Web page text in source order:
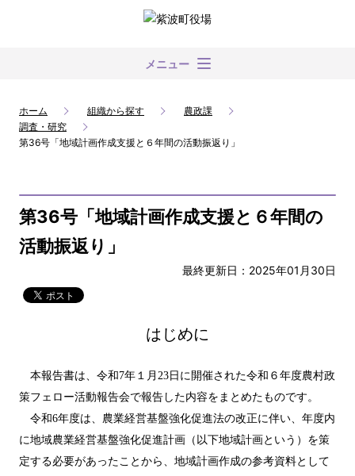
メニュー
ホーム 組織から探す
農政課
調査・研究
第36号「地域計画作成支援と６年間の活動振返り」
第36号「地域計画作成支援と６年間の
活動振返り」
最終更新日：2025年01月30日
はじめに
本報告書は、令和7年１月23日に開催された令和６年度農村政
策フェロー活動報告会で報告した内容をまとめたものです。
令和6年度は、農業経営基盤強化促進法の改正に伴い、年度内
に地域農業経営基盤強化促進計画（以下地域計画という）を策
定する必要があったことから、地域計画作成の参考資料として